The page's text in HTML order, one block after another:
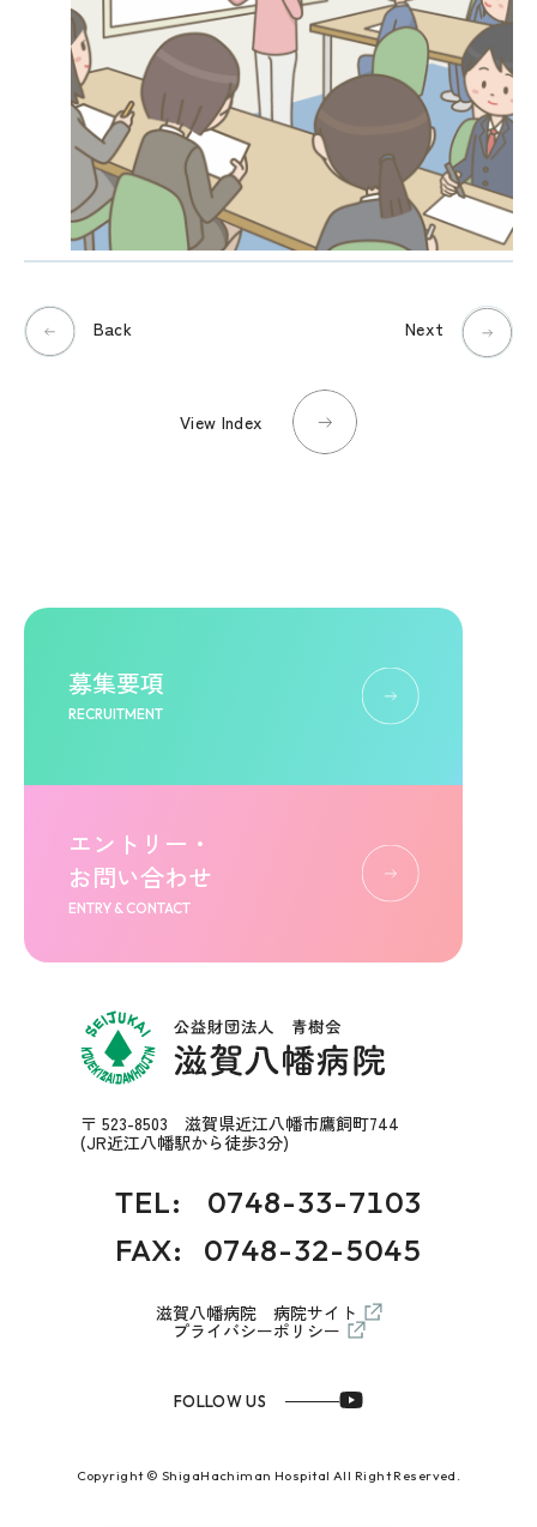
Back
View Index
Next
募集要項
RECRUITMENT
エントリー・
お問い合わせ
ENTRY & CONTACT
〒 523-8503 滋賀県近江八幡市鷹飼町744
(JR近江八幡駅から徒歩3分)
TEL: 0748-33-7103
FAX: 0748-32-5045
FOLLOW US
滋賀八幡病院 病院サイト
プライバシーポリシー
Copyright © ShigaHachiman Hospital All Right Reserved.